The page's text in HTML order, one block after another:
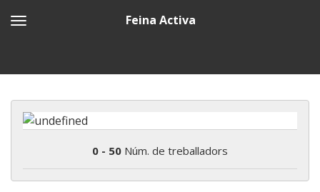
Feina Activa
0 - 50 Núm. de treballadors